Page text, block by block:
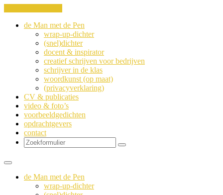
de Man met de Pen
wrap-up-dichter
(snel)dichter
docent & inspirator
creatief schrijven voor bedrijven
schrijver in de klas
woordkunst (op maat)
(privacyverklaring)
CV & publicaties
video & foto’s
voorbeeldgedichten
opdrachtgevers
contact
Zoeken
de Man met de Pen
wrap-up-dichter